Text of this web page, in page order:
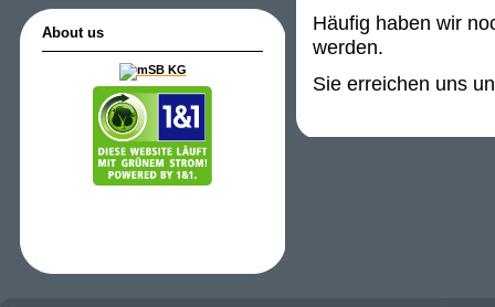
About us
Häufig haben wir
werden.
Sie erreichen uns